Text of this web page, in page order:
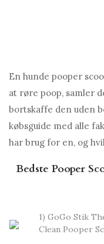
En hunde pooper
at røre poop, samler
bortskaffe den uden
købsguide med alle
har brug for en, og
Bedste Pooper
1) GoGo Stik
Clean Pooper